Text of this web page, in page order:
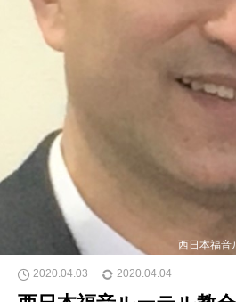
西日本福
2020.04.03 2020.04.04